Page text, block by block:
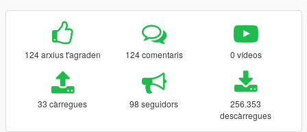
124 arxius t'agraden 124 comentaris 0 vídeos
33 càrregues 98 seguidors
256.353
descàrregues